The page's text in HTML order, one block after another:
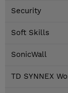
Security
Soft Skills
SonicWall
TD SYNNEX